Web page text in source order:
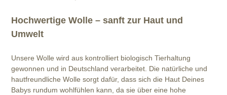
Hochwertige Wolle – sanft zur Haut und
Umwelt
Unsere Wolle wird aus kontrolliert biologisch Tierhaltung
gewonnen und in Deutschland verarbeitet. Die natürliche und
hautfreundliche Wolle sorgt dafür, dass sich die Haut Deines
Babys rundum wohlfühlen kann, da sie über eine hohe